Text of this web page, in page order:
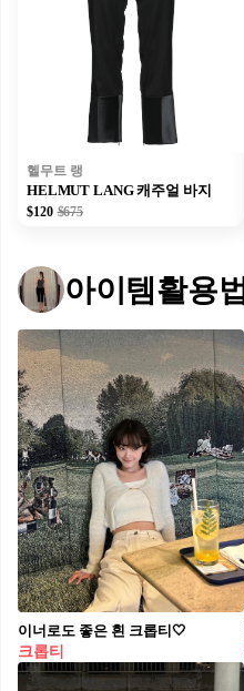
헬무트 랭
HELMUT LANG 캐주얼 바지
$120 $675
아이템활용법
이너로도 좋은 흰 크롭티🤍
크롭티